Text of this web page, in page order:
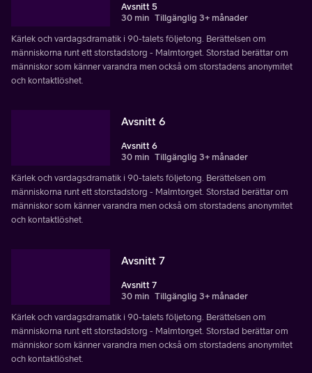
Avsnitt 5
30 min Tillgänglig 3+ månader
Kärlek och vardagsdramatik i 90-talets följetong. Berättelsen om
människorna runt ett storstadstorg - Malmtorget. Storstad berättar om
människor som känner varandra men också om storstadens anonymitet
och kontaktlöshet.
Avsnitt 6
Avsnitt 6
30 min Tillgänglig 3+ månader
Kärlek och vardagsdramatik i 90-talets följetong. Berättelsen om
människorna runt ett storstadstorg - Malmtorget. Storstad berättar om
människor som känner varandra men också om storstadens anonymitet
och kontaktlöshet.
Avsnitt 7
Avsnitt 7
30 min Tillgänglig 3+ månader
Kärlek och vardagsdramatik i 90-talets följetong. Berättelsen om
människorna runt ett storstadstorg - Malmtorget. Storstad berättar om
människor som känner varandra men också om storstadens anonymitet
och kontaktlöshet.